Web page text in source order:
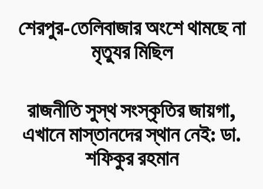
শেরপুর-তেলিবাজার অংশে থামছে না
মৃত্যুর মিছিল
রাজনীতি সুস্থ সংস্কৃতির জায়গা,
এখানে মাস্তানদের স্থান নেই: ডা.
শফিকুর রহমান